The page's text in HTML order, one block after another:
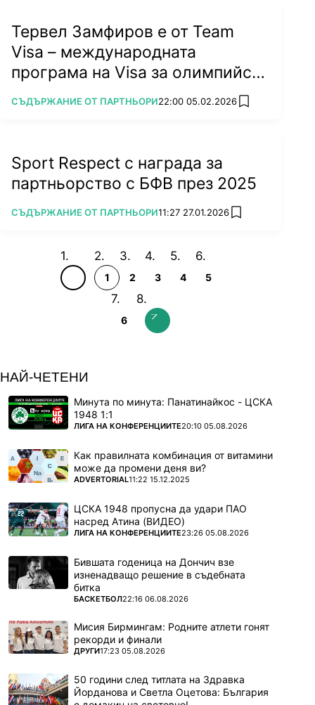
Тервел Замфиров е от Team
Visa – международната
програма на Visa за олимпийски
спортисти
ПОВЕЧЕ ОТ
СЪДЪРЖАНИЕ ОТ ПАРТНЬОРИ22:00 05.02.2026 add favorites
Sport Respect с награда за
партньорство с БФВ през 2025
ПОВЕЧЕ ОТ
СЪДЪРЖАНИЕ ОТ ПАРТНЬОРИ11:27 27.01.2026 add favorites
1 2 3 4 5
6
НАЙ-ЧЕТЕНИ
Минута по минута: Панатинайкос - ЦСКА
1948 1:1
ПОВЕЧЕ ОТ
ЛИГА НА КОНФЕРЕНЦИИТЕ20:10 05.08.2026
Как правилната комбинация от витамини
може да промени деня ви?
ПОВЕЧЕ ОТ
ADVERTORIAL11:22 15.12.2025
ЦСКА 1948 пропусна да удари ПАО
насред Атина (ВИДЕО)
ПОВЕЧЕ ОТ
ЛИГА НА КОНФЕРЕНЦИИТЕ23:26 05.08.2026
Бившата годеница на Дончич взе
изненадващо решение в съдебната
битка
ПОВЕЧЕ ОТ
БАСКЕТБОЛ22:16 06.08.2026
Мисия Бирмингам: Родните атлети гонят
рекорди и финали
ПОВЕЧЕ ОТ
ДРУГИ17:23 05.08.2026
50 години след титлата на Здравка
Йорданова и Светла Оцетова: България